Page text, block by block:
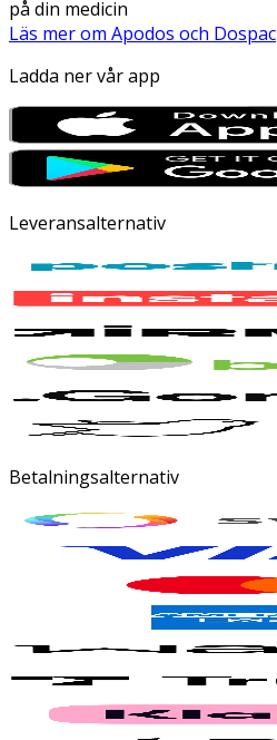
på din medicin
Läs mer om Apodos och Dospac
Ladda ner vår app
Leveransalternativ
Betalningsalternativ